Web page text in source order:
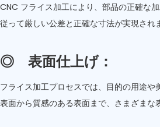
CNC フライス加工により、部品の正確な
従って厳しい公差と正確な寸法が実現され
◎ 表面仕上げ：
フライス加工プロセスでは、目的の用途や
表面から質感のある表面まで、さまざまな